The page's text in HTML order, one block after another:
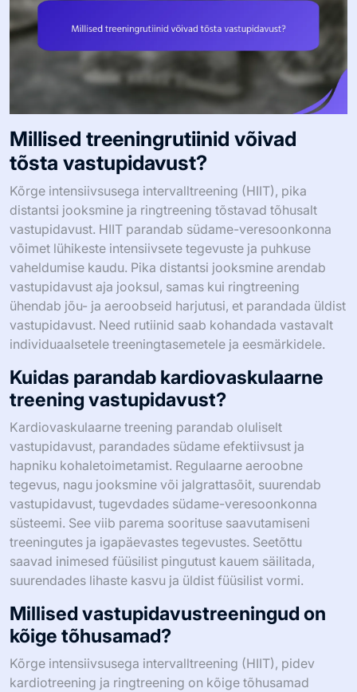
Millised treeningrutiinid võivad
tõsta vastupidavust?
Kõrge intensiivsusega intervalltreening (HIIT), pika
distantsi jooksmine ja ringtreening tõstavad tõhusalt
vastupidavust. HIIT parandab südame-veresoonkonna
võimet lühikeste intensiivsete tegevuste ja puhkuse
vaheldumise kaudu. Pika distantsi jooksmine arendab
vastupidavust aja jooksul, samas kui ringtreening
ühendab jõu- ja aeroobseid harjutusi, et parandada üldist
vastupidavust. Need rutiinid saab kohandada vastavalt
individuaalsetele treeningtasemetele ja eesmärkidele.
Kuidas parandab kardiovaskulaarne
treening vastupidavust?
Kardiovaskulaarne treening parandab oluliselt
vastupidavust, parandades südame efektiivsust ja
hapniku kohaletoimetamist. Regulaarne aeroobne
tegevus, nagu jooksmine või jalgrattasõit, suurendab
vastupidavust, tugevdades südame-veresoonkonna
süsteemi. See viib parema soorituse saavutamiseni
treeningutes ja igapäevastes tegevustes. Seetõttu
saavad inimesed füüsilist pingutust kauem säilitada,
suurendades lihaste kasvu ja üldist füüsilist vormi.
Millised vastupidavustreeningud on
kõige tõhusamad?
Kõrge intensiivsusega intervalltreening (HIIT), pidev
kardiotreening ja ringtreening on kõige tõhusamad